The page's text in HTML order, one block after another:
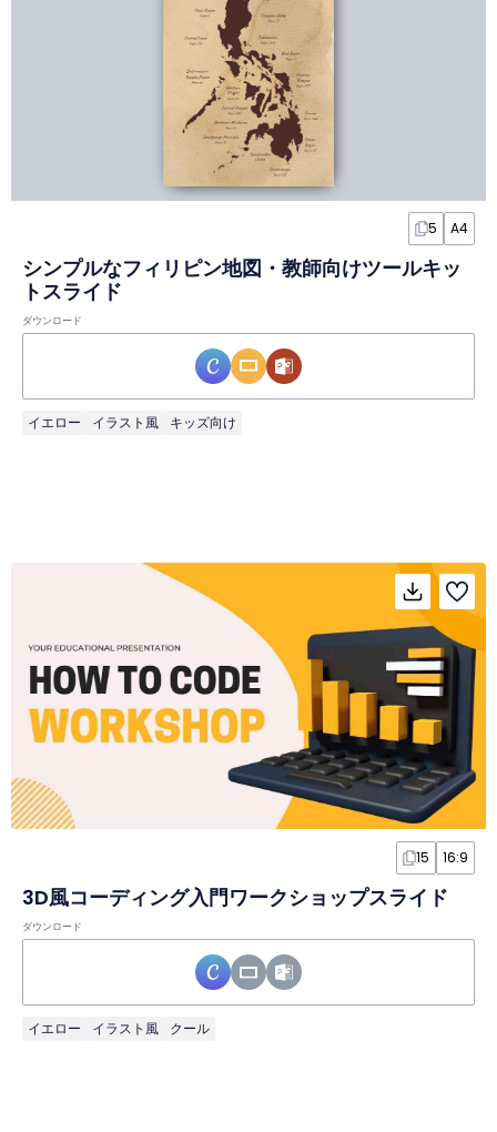
5 A4
シンプルなフィリピン地図・教師向けツールキッ
トスライド
ダウンロード
イエロー イラスト風 キッズ向け
15 16:9
3D風コーディング入門ワークショップスライド
ダウンロード
イエロー イラスト風 クール